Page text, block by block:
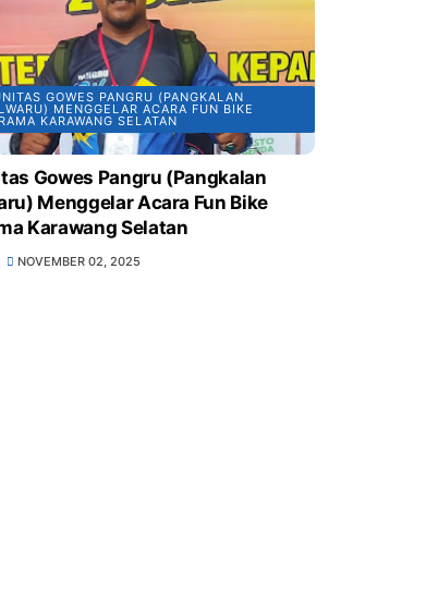
GOWES PANGRU (PANGKALAN
MENGGELAR ACARA FUN BIKE
KARAWANG SELATAN
Gowes Pangru (Pangkalan
Menggelar Acara Fun Bike
Karawang Selatan
NOVEMBER 02, 2025